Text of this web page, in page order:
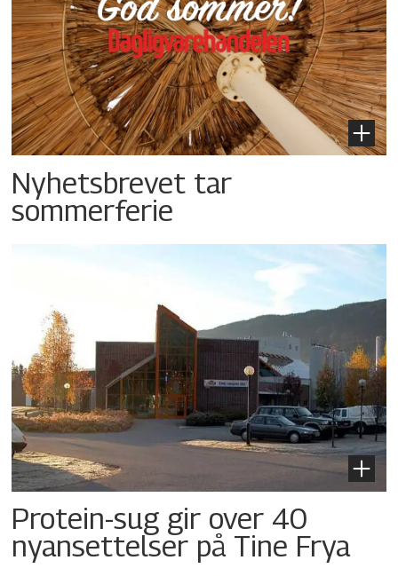
Nyhetsbrevet tar
sommerferie
Protein-sug gir over 40
nyansettelser på Tine Frya